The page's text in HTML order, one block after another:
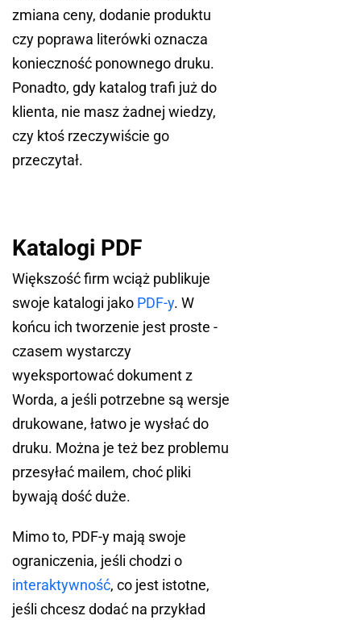
zmiana ceny, dodanie produktu
czy poprawa literówki oznacza
konieczność ponownego druku.
Ponadto, gdy katalog trafi już do
klienta, nie masz żadnej wiedzy,
czy ktoś rzeczywiście go
przeczytał.
Katalogi PDF
Większość firm wciąż publikuje
swoje katalogi jako PDF-y. W
końcu ich tworzenie jest proste -
czasem wystarczy
wyeksportować dokument z
Worda, a jeśli potrzebne są wersje
drukowane, łatwo je wysłać do
druku. Można je też bez problemu
przesyłać mailem, choć pliki
bywają dość duże.
Mimo to, PDF-y mają swoje
ograniczenia, jeśli chodzi o
interaktywność, co jest istotne,
jeśli chcesz dodać na przykład